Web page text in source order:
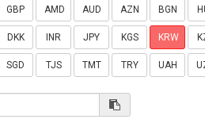
GBP AMD AUD AZN BGN
DKK INR JPY KGS KRW
SGD TJS TMT TRY UAH